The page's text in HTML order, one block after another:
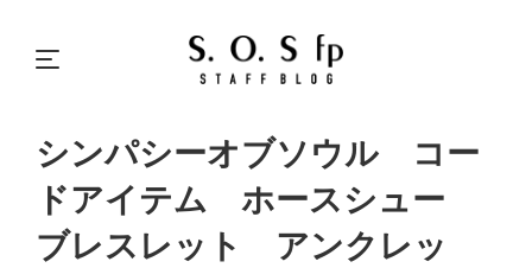
シンパシーオブソウル コー
ドアイテム ホースシュー
ブレスレット アンクレッ